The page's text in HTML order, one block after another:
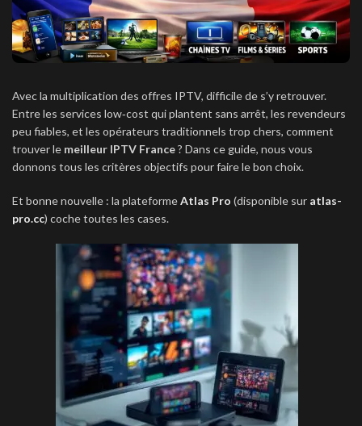
Avec la multiplication des offres IPTV, difficile de s’y retrouver.
Entre les services low‑cost qui plantent sans arrêt, les revendeurs
peu fiables, et les opérateurs traditionnels trop chers, comment
trouver le meilleur IPTV France? Dans ce guide, nous vous
donnons tous les critères objectifs pour faire le bon choix.
Et bonne nouvelle : la plateformeAtlas Pro (disponible sur atlas-
pro.cc) coche toutes les cases.